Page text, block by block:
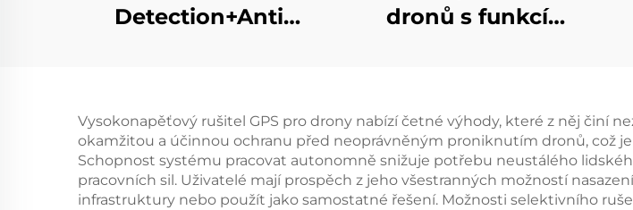
Detection+Anti
dronů s funkcí
Vysokonapěťový rušitel GPS pro drony nabízí četné výhody, které z něj činí
okamžitou a účinnou ochranu před neoprávněným proniknutím dronů, což
Schopnost systému pracovat autonomně snižuje potřebu neustálého
pracovních sil. Uživatelé mají prospěch z jeho všestranných možností
infrastruktury nebo použít jako samostatné řešení. Možnosti selektivního